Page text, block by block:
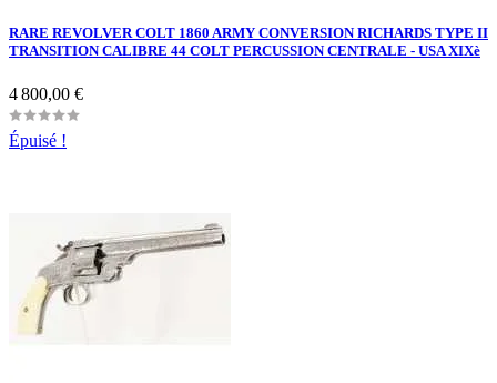
RARE REVOLVER COLT 1860 ARMY CONVERSION RICHARDS TYPE II
TRANSITION CALIBRE 44 COLT PERCUSSION CENTRALE - USA XIXè
Prix
4 800,00 €
Épuisé !